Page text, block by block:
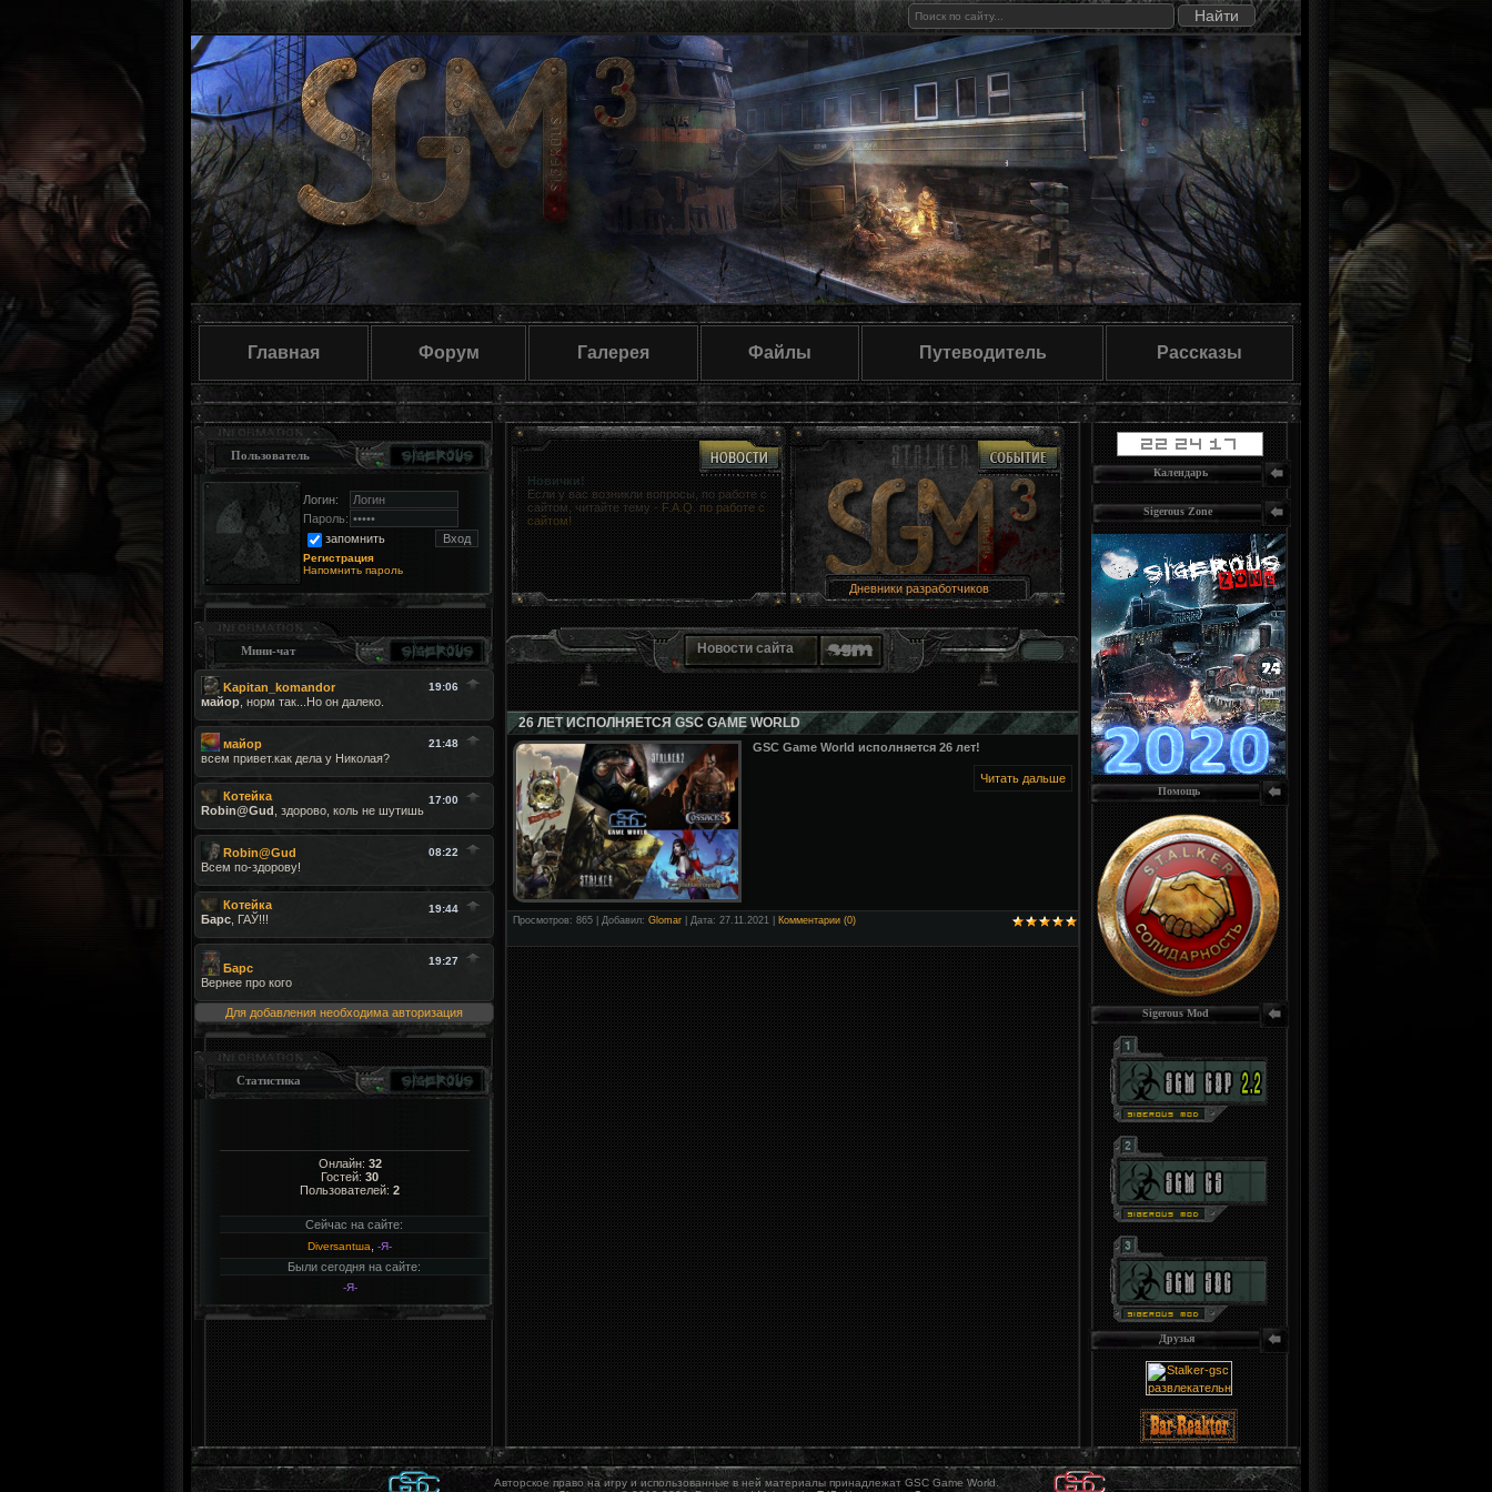
Главная Форум Галерея Файлы Путеводитель Рассказы
Пользователь
Логин:
Пароль:
запомнить
Регистрация
Напомнить пароль
Мини-чат
Для добавления необходима авторизация
Статистика
Онлайн: 32
Гостей: 30
Пользователей: 2
Сейчас на сайте:
Diversantша -Я-
Были сегодня на сайте:
-Я-
Новички!
Если у вас возникли вопросы, по работе с
сайтом, читайте тему - F.A.Q. по работе с
сайтом!
Дневники разработчиков
Новости сайта
26 ЛЕТ ИСПОЛНЯЕТСЯ GSC GAME WORLD
GSC Game World исполняется 26 лет!
Читать дальше
Просмотров: 865 | Добавил: Glomar | Дата: 27.11.2021 Комментарии (0)
Календарь
Sigerous Zone
Помощь
Sigerous Mod
Друзья
Авторское право на игру и использованные в ней материалы принадлежат GSC Game World.